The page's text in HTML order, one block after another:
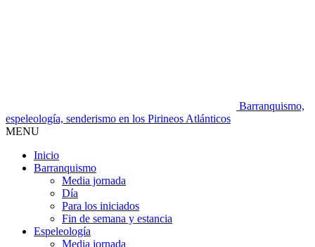
Barranquismo,
espeleología, senderismo en los Pirineos Atlánticos
MENU
Inicio
Barranquismo
Media jornada
Día
Para los iniciados
Fin de semana y estancia
Espeleología
Media jornada